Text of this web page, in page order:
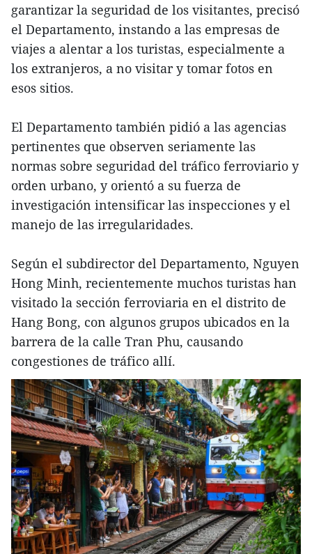
garantizar la seguridad de los visitantes, precisó
el Departamento, instando a las empresas de
viajes a alentar a los turistas, especialmente a
los extranjeros, a no visitar y tomar fotos en
esos sitios.
El Departamento también pidió a las agencias
pertinentes que observen seriamente las
normas sobre seguridad del tráfico ferroviario y
orden urbano, y orientó a su fuerza de
investigación intensificar las inspecciones y el
manejo de las irregularidades.
Según el subdirector del Departamento, Nguyen
Hong Minh, recientemente muchos turistas han
visitado la sección ferroviaria en el distrito de
Hang Bong, con algunos grupos ubicados en la
barrera de la calle Tran Phu, causando
congestiones de tráfico allí.